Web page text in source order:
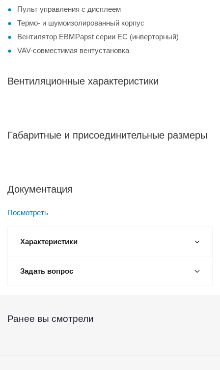
Пульт управления с дисплеем
Термо- и шумоизолированный корпус
Вентилятор EBMPapst серии EC (инверторный)
VAV-совместимая вентустановка
Вентиляционные характеристики
Габаритные и присоединительные размеры
Документация
Посмотреть
Характеристики
Задать вопрос
Ранее вы смотрели